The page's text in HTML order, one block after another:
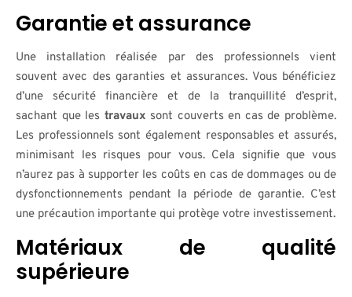
Garantie et assurance
Une installation réalisée par des professionnels vient
souvent avec des garanties et assurances. Vous bénéficiez
d’une sécurité financière et de la tranquillité d’esprit,
sachant que les travaux sont couverts en cas de problème.
Les professionnels sont également responsables et assurés,
minimisant les risques pour vous. Cela signifie que vous
n’aurez pas à supporter les coûts en cas de dommages ou de
dysfonctionnements pendant la période de garantie. C’est
une précaution importante qui protège votre investissement.
Matériaux de qualité
supérieure